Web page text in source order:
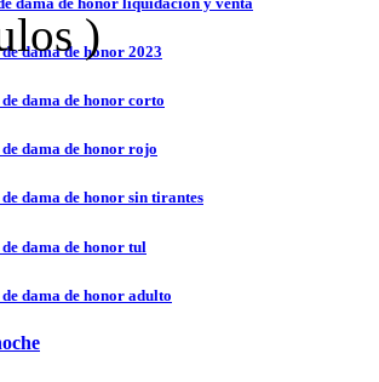
de dama de honor 2023
de dama de honor corto
de dama de honor rojo
de dama de honor sin tirantes
de dama de honor tul
de dama de honor adulto
)